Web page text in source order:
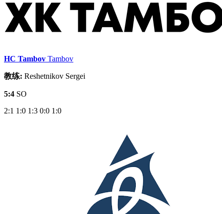
HC Tambov Tambov
教练: Reshetnikov Sergei
5:4 SO
2:1 1:0 1:3 0:0 1:0